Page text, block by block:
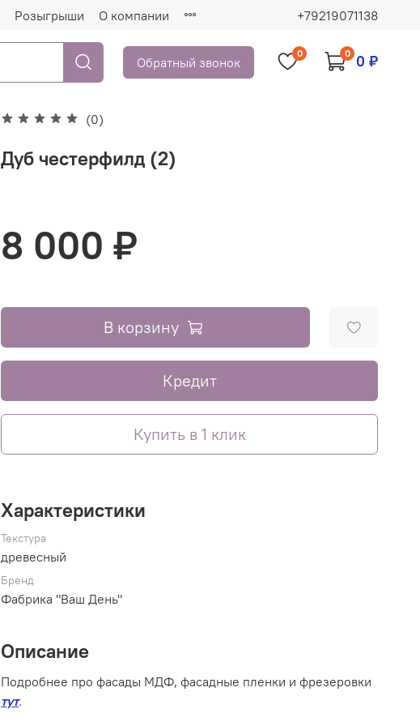
Розыгрыши О компании +79219071138
Обратный звонок
0 0 0 ₽
(0)
Дуб честерфилд (2)
8 000 ₽
В корзину
Кредит
Купить в 1 клик
Характеристики
Текстура
древесный
Бренд
Фабрика "Ваш День"
Описание
Подробнее про фасады МДФ, фасадные пленки и фрезеровки
тут.